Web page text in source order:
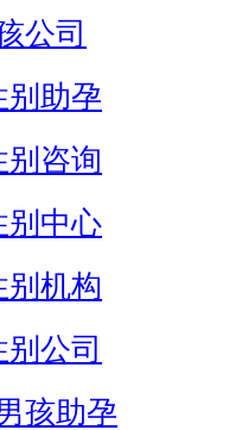
公司
别助孕
别咨询
别中心
别机构
公司
孩助孕